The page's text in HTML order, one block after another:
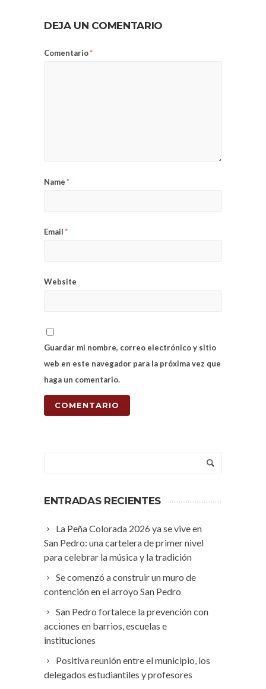
DEJA UN COMENTARIO
Comentario*
Name*
Email*
Website
Guardar mi nombre, correo electrónico y sitio
web en este navegador para la próxima vez que
haga un comentario.
ENTRADAS RECIENTES
La Peña Colorada 2026 ya se vive en
San Pedro: una cartelera de primer nivel
para celebrar la música y la tradición
Se comenzó a construir un muro de
contención en el arroyo San Pedro
San Pedro fortalece la prevención con
acciones en barrios, escuelas e
instituciones
Positiva reunión entre el municipio, los
delegados estudiantiles y profesores